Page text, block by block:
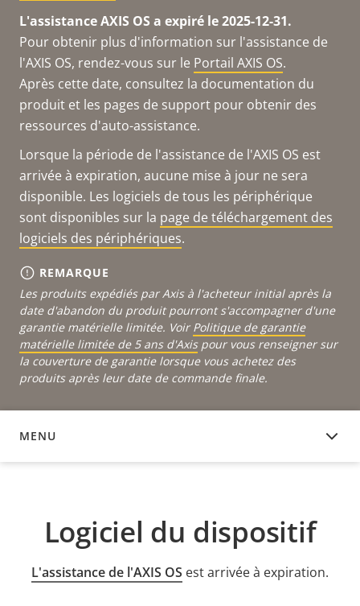
L'assistance AXIS OS a expiré le 2025-12-31.
Pour obtenir plus d'information sur l'assistance de
l'AXIS OS, rendez-vous sur le Portail AXIS OS.
Après cette date, consultez la documentation du
produit et les pages de support pour obtenir des
ressources d'auto-assistance.
Lorsque la période de l'assistance de l'AXIS OS est
arrivée à expiration, aucune mise à jour ne sera
disponible. Les logiciels de tous les périphérique
sont disponibles sur la page de téléchargement des
logiciels des périphériques.
REMARQUE
Les produits expédiés par Axis à l'acheteur initial après la
date d'abandon du produit pourront s'accompagner d'une
garantie matérielle limitée. Voir Politique de garantie
matérielle limitée de 5 ans d'Axispour vous renseigner sur
la couverture de garantie lorsque vous achetez des
produits après leur date de commande finale.
MENU
LOGICIEL DU DISPOSITIF
Logiciel du dispositif
L'assistance de l'AXIS OS est arrivée à expiration.